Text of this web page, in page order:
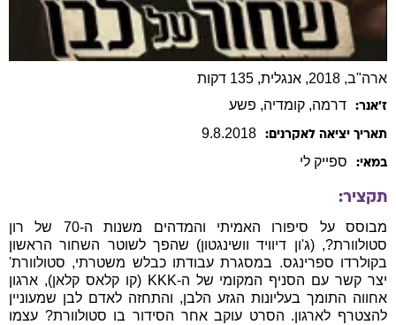
ארה"ב, 2018, אנגלית, 135 דקות
ז׳אנר: דרמה, קומדיה, פשע
תאריך יציאה לאקרנים: 9.8.2018
במאי: ספייק לי
תקציר:
מבוסס על סיפורו האמיתי והמדהים משנות ה-70 של רון
סטולוורת?, (ג'ון דיוויד וושינגטון) שהפך לשוטר השחור הראשון
בקולרדו ספרינגס. במסגרת עבודתו כבלש משטרתי, סטולוורת'
יצר קשר עם הסניף המקומי של ה-KKK (קו קלאס קלאן), ארגון
אחווה התומך בעליונות הגזע הלבן, והתחזה לאדם לבן שמעוניין
להצטרף לארגון. הסרט עוקב אחר הסידור בו סטולוורת? עצמו